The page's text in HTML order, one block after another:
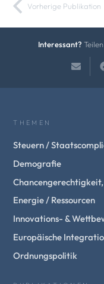
Vorherige Publikation
Interessant?
THEMEN
Steuern /
Demografie
Energie / Ressourcen
Innovations- &
Europäische
Ordnungspolitik